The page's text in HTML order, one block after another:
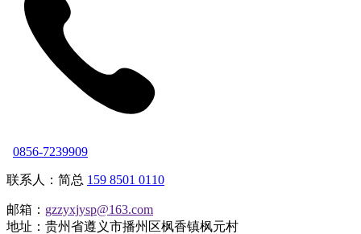
0856-7239909
联系人：简总 159 8501 0110
邮箱： gzzyxjysp@163.com
地址：贵州省遵义市播州区枫香镇枫元村